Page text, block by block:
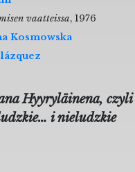
vaatteissa, 1976
Kosmowska
Hyyryläinena, czyli
i nieludzkie